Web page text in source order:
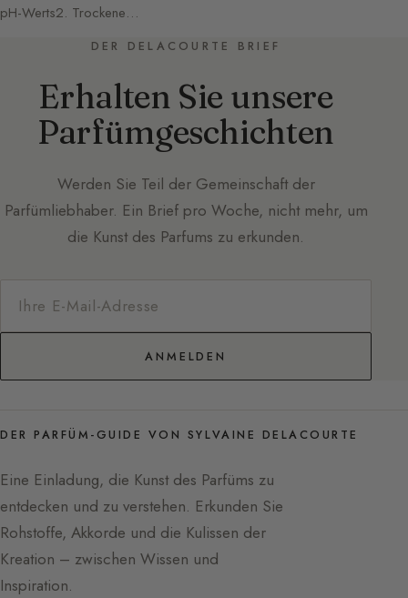
pH-Werts2. Trockene…
DER DELACOURTE BRIEF
Erhalten Sie unsere
Parfümgeschichten
Werden Sie Teil der Gemeinschaft der
Parfümliebhaber. Ein Brief pro Woche, nicht mehr, um
die Kunst des Parfums zu erkunden.
ANMELDEN
DER PARFÜM-GUIDE VON SYLVAINE DELACOURTE
Eine Einladung, die Kunst des Parfüms zu
entdecken und zu verstehen. Erkunden Sie
Rohstoffe, Akkorde und die Kulissen der
Kreation – zwischen Wissen und
Inspiration.